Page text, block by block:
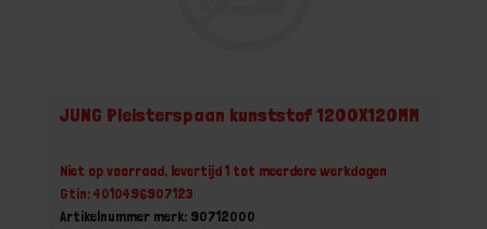
JUNG Pleisterspaan kunststof 1200X120MM
Niet op voorraad, levertijd 1 tot meerdere werkdagen
Gtin: 4010496907123
Artikelnummer merk: 90712000